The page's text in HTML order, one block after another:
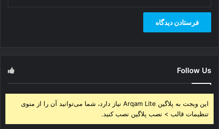
Follow Us
این ویجت به پلاگین Arqam Lite نیاز دارد، شما می‌توانید آن را از منوی
تنظیمات قالب > نصب پلاگین نصب کنید.